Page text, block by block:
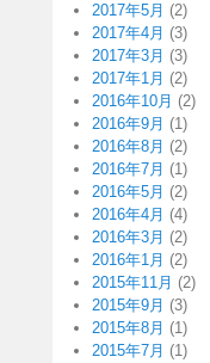
2017年5月 (2)
2017年4月 (3)
2017年3月 (3)
2017年1月 (2)
2016年10月 (2)
2016年9月 (1)
2016年8月 (2)
2016年7月 (1)
2016年5月 (2)
2016年4月 (4)
2016年3月 (2)
2016年1月 (2)
2015年11月 (2)
2015年9月 (3)
2015年8月 (1)
2015年7月 (1)